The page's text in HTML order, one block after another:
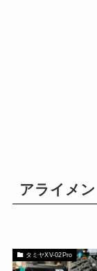
アライメン
タミヤXV-02Pro